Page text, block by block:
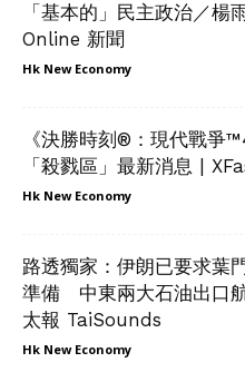
「基本的」民主政治／
Online 新聞
Hk New Economy
《決勝時刻®：現代戰爭
「殺戮區」最新消息 |
Hk New Economy
路透獨家：伊朗已要求葉
準備 中東兩大石油出口
太報 TaiSounds
Hk New Economy